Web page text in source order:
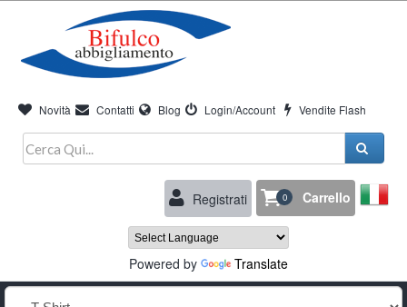
Novità Contatti Blog Login/Account Vendite Flash
Registrati 0 Carrello
Powered by Translate